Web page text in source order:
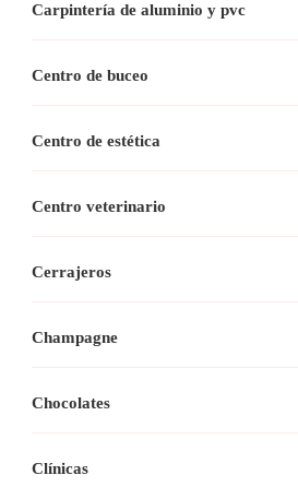
Carpintería de aluminio y pvc
Centro de buceo
Centro de estética
Centro veterinario
Cerrajeros
Champagne
Chocolates
Clínicas